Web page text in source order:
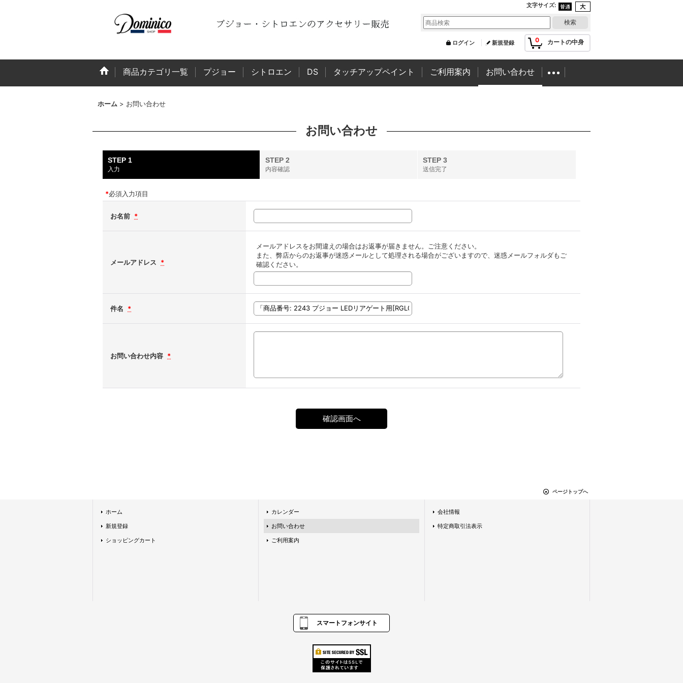
文字サイズ:
0 カートの中身
ログイン 新規登録
商品カテゴリ一覧 プジョー シトロエン DS タッチアップペイント ご利用案内 お問い合わせ
ホーム > お問い合わせ
お問い合わせ
STEP 1
入力
STEP 2
内容確認
STEP 3
送信完了
*必須入力項目
お名前 *
メールアドレス *
メールアドレスをお間違えの場合はお返事が届きません。ご注意ください。
また、弊店からのお返事が迷惑メールとして処理される場合がございますので、迷惑メールフォルダもご
確認ください。
件名 *
お問い合わせ内容 *
ページトップへ
ホーム
新規登録
ショッピングカート
カレンダー
お問い合わせ
ご利用案内
会社情報
特定商取引法表示
スマートフォンサイト